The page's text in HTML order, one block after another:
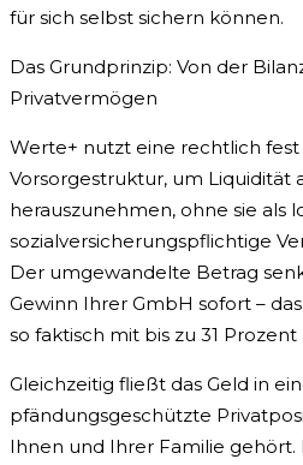
für sich selbst sichern können.
Das Grundprinzip: Von der
Privatvermögen
Werte+ nutzt eine rechtlich
Vorsorgestruktur, um Liquidität
herauszunehmen, ohne sie als
sozialversicherungspflichtige
Der umgewandelte Betrag
Gewinn Ihrer GmbH sofort –
so faktisch mit bis zu 31
Gleichzeitig fließt das Geld in
pfändungsgeschützte
Ihnen und Ihrer Familie gehört.